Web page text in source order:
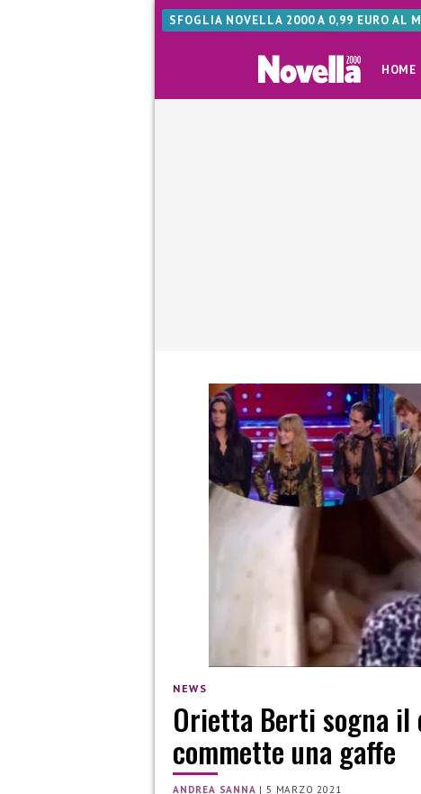
SFOGLIA NOVELLA 2000 A 0,99 EURO AL
HOME
NEWS
Orietta Berti sogna il
commette una gaffe
ANDREA SANNA |5 MARZO 2021